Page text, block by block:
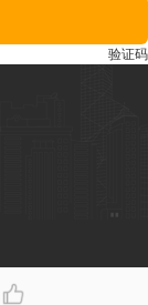
验证码